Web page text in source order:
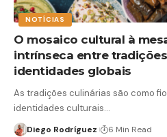
NOTÍCIAS
O mosaico cultural à
intrínseca entre
identidades globais
As tradições culinárias são como
identidades culturais…
Diego Rodríguez 6 Min Read